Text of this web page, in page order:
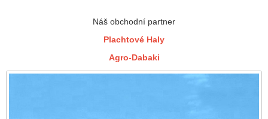
Náš obchodní partner
Plachtové Haly
Agro-Dabaki